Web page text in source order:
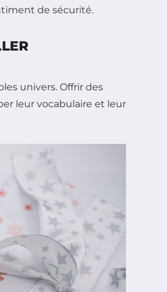
de sécurité.
univers. Offrir des
leur vocabulaire et leur